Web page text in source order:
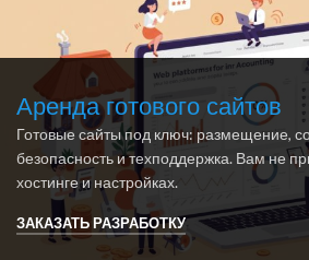
Аренда готового сайтов
Готовые сайты под ключ: размещение,
безопасность и техподдержка. Вам не
хостинге и настройках.
ЗАКАЗАТЬ РАЗРАБОТКУ